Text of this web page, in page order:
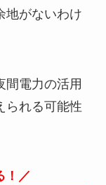
地がないわけ
間電力の活用
られる可能性
！／